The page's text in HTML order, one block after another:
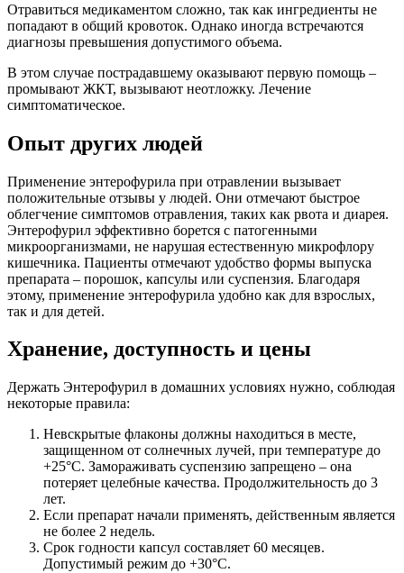
Отравиться медикаментом сложно, так как ингредиенты не
попадают в общий кровоток. Однако иногда встречаются
диагнозы превышения допустимого объема.
В этом случае пострадавшему оказывают первую помощь –
промывают ЖКТ, вызывают неотложку. Лечение
симптоматическое.
Опыт других людей
Применение энтерофурила при отравлении вызывает
положительные отзывы у людей. Они отмечают быстрое
облегчение симптомов отравления, таких как рвота и диарея.
Энтерофурил эффективно борется с патогенными
микроорганизмами, не нарушая естественную микрофлору
кишечника. Пациенты отмечают удобство формы выпуска
препарата – порошок, капсулы или суспензия. Благодаря
этому, применение энтерофурила удобно как для взрослых,
так и для детей.
Хранение, доступность и цены
Держать Энтерофурил в домашних условиях нужно, соблюдая
некоторые правила:
Невскрытые флаконы должны находиться в месте,
защищенном от солнечных лучей, при температуре до
+25°C. Замораживать суспензию запрещено – она
потеряет целебные качества. Продолжительность до 3
лет.
Если препарат начали применять, действенным является
не более 2 недель.
Срок годности капсул составляет 60 месяцев.
Допустимый режим до +30°C.